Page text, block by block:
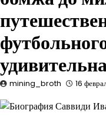
mining_broth 16